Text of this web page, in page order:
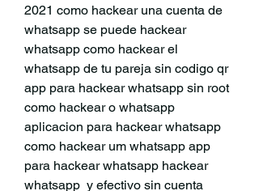
2021 como hackear una cuenta de
whatsapp se puede hackear
whatsapp como hackear el
whatsapp de tu pareja sin codigo qr
app para hackear whatsapp sin root
como hackear o whatsapp
aplicacion para hackear whatsapp
como hackear um whatsapp app
para hackear whatsapp hackear
whatsapp  y efectivo sin cuenta